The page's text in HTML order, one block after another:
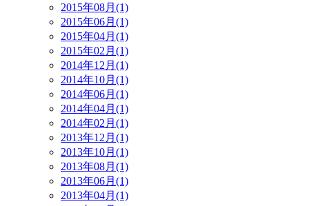
2015年08月(1)
2015年06月(1)
2015年04月(1)
2015年02月(1)
2014年12月(1)
2014年10月(1)
2014年06月(1)
2014年04月(1)
2014年02月(1)
2013年12月(1)
2013年10月(1)
2013年08月(1)
2013年06月(1)
2013年04月(1)